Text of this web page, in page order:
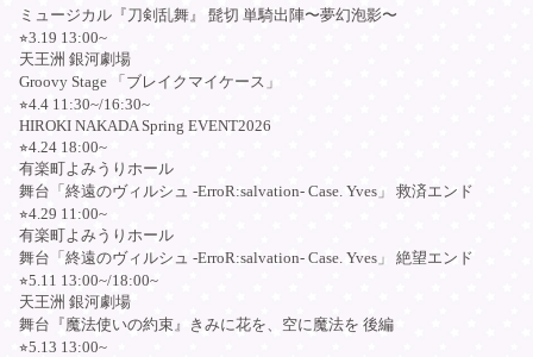
ミュージカル『刀剣乱舞』 髭切 単騎出陣〜夢幻泡影〜
⭐︎3.19 13:00~
天王洲 銀河劇場
Groovy Stage 「ブレイクマイケース」
⭐︎4.4 11:30~/16:30~
HIROKI NAKADA Spring EVENT2026
⭐︎4.24 18:00~
有楽町よみうりホール
舞台「終遠のヴィルシュ -ErroR:salvation- Case. Yves」 救済エンド
⭐︎4.29 11:00~
有楽町よみうりホール
舞台「終遠のヴィルシュ -ErroR:salvation- Case. Yves」 絶望エンド
⭐︎5.11 13:00~/18:00~
天王洲 銀河劇場
舞台『魔法使いの約束』きみに花を、空に魔法を 後編
⭐︎5.13 13:00~